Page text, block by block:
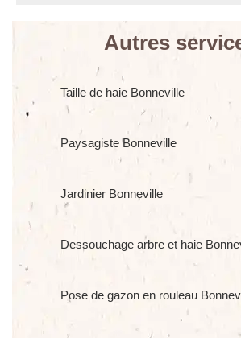
Autres
Taille de haie Bonneville
Paysagiste Bonneville
Jardinier Bonneville
Dessouchage arbre et haie
Pose de gazon en rouleau